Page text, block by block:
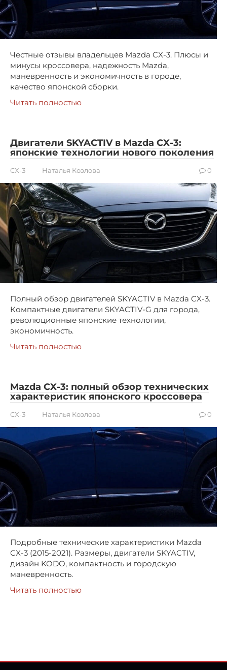
Честные отзывы владельцев Mazda CX-3. Плюсы и
минусы кроссовера, надежность Mazda,
маневренность и экономичность в городе,
качество японской сборки.
Читать полностью
Двигатели SKYACTIV в Mazda CX-3:
японские технологии нового поколения
CX-3 Наталья Козлова 0
Полный обзор двигателей SKYACTIV в Mazda CX-3.
Компактные двигатели SKYACTIV-G для города,
революционные японские технологии,
экономичность.
Читать полностью
Mazda CX-3: полный обзор технических
характеристик японского кроссовера
CX-3 Наталья Козлова 0
Подробные технические характеристики Mazda
CX-3 (2015-2021). Размеры, двигатели SKYACTIV,
дизайн KODO, компактность и городскую
маневренность.
Читать полностью